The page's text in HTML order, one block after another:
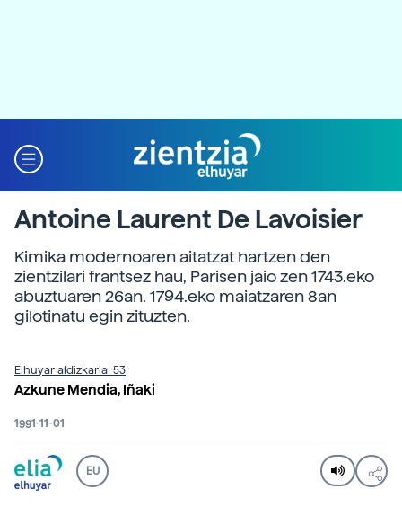
Antoine Laurent De Lavoisier
Kimika modernoaren aitatzat hartzen den
zientzilari frantsez hau, Parisen jaio zen 1743.eko
abuztuaren 26an. 1794.eko maiatzaren 8an
gilotinatu egin zituzten.
Elhuyar aldizkaria: 53
Azkune Mendia, Iñaki
1991-11-01
EU